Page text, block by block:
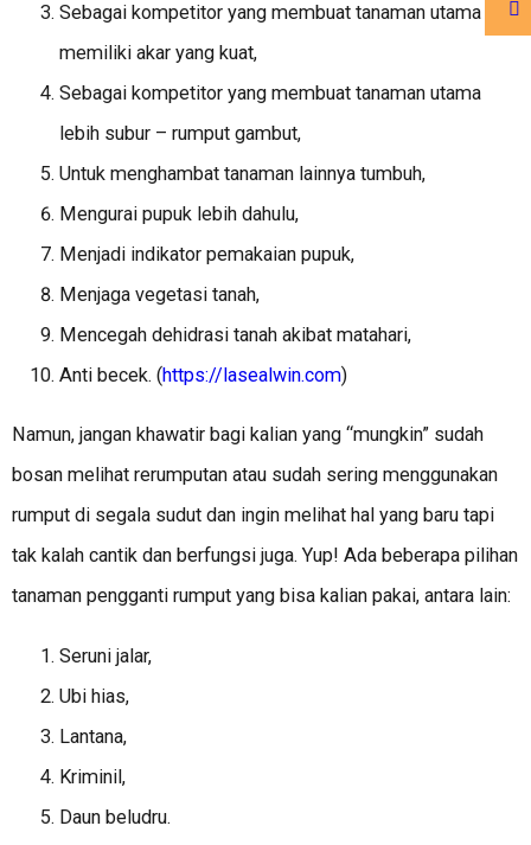
Sebagai kompetitor yang membuat tanaman utama
memiliki akar yang kuat,
Sebagai kompetitor yang membuat tanaman utama
lebih subur – rumput gambut,
Untuk menghambat tanaman lainnya tumbuh,
Mengurai pupuk lebih dahulu,
Menjadi indikator pemakaian pupuk,
Menjaga vegetasi tanah,
Mencegah dehidrasi tanah akibat matahari,
Anti becek. (https://lasealwin.com)
Namun, jangan khawatir bagi kalian yang “mungkin” sudah
bosan melihat rerumputan atau sudah sering menggunakan
rumput di segala sudut dan ingin melihat hal yang baru tapi
tak kalah cantik dan berfungsi juga. Yup! Ada beberapa pilihan
tanaman pengganti rumput yang bisa kalian pakai, antara lain:
Seruni jalar,
Ubi hias,
Lantana,
Kriminil,
Daun beludru.